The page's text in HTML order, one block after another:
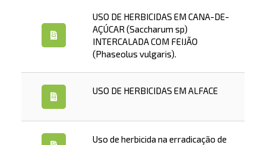
USO DE HERBICIDAS EM CANA-DE-
AÇÚCAR (Saccharum sp)
INTERCALADA COM FEIJÃO
(Phaseolus vulgaris).
USO DE HERBICIDAS EM ALFACE
Uso de herbicida na erradicação de